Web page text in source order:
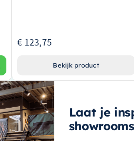
€ 123,75
Bekijk product
Laat je